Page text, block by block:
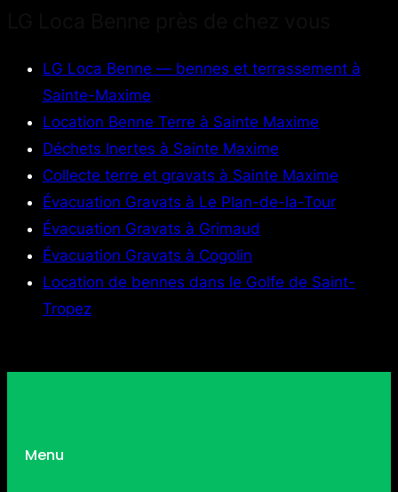
LG Loca Benne — bennes et terrassement à
Sainte-Maxime
Location Benne Terre à Sainte Maxime
Déchets Inertes à Sainte Maxime
Collecte terre et gravats à Sainte Maxime
Évacuation Gravats à Le Plan-de-la-Tour
Évacuation Gravats à Grimaud
Évacuation Gravats à Cogolin
Location de bennes dans le Golfe de Saint-
Tropez
Menu